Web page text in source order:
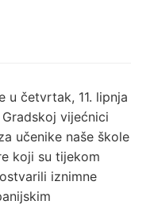
u četvrtak, 11. lipnja
vijećnici
učenike naše škole
koji su tijekom
iznimne